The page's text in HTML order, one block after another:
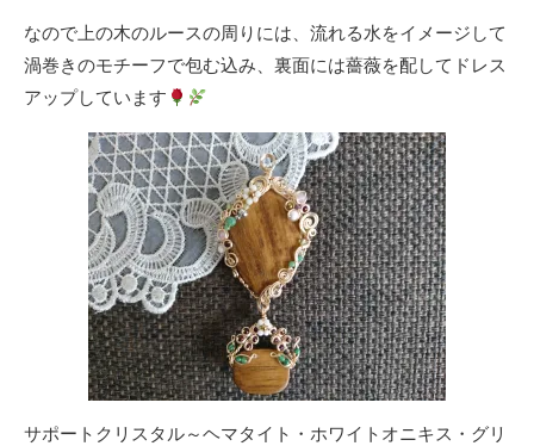
なので上の木のルースの周りには、流れる水をイメージして
渦巻きのモチーフで包む込み、裏面には薔薇を配してドレス
アップしています
サポートクリスタル～ヘマタイト・ホワイトオニキス・グリ